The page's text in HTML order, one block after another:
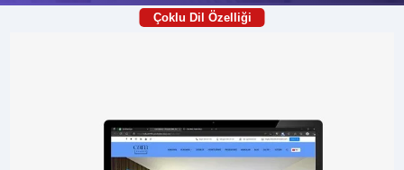
Çoklu Dil Özelliği